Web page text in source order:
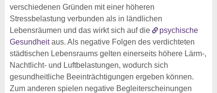
verschiedenen Gründen mit einer höheren
Stressbelastung verbunden als in ländlichen
Lebensräumen und das wirkt sich auf die
psychische
Gesundheitaus. Als negative Folgen des verdichteten
städtischen Lebensraums gelten einerseits höhere Lärm-,
Nachtlicht- und Luftbelastungen, wodurch sich
gesundheitliche Beeinträchtigungen ergeben können.
Zum anderen spielen negative Begleiterscheinungen